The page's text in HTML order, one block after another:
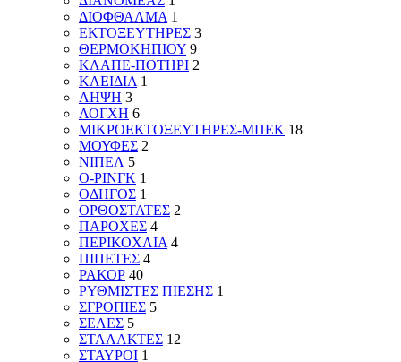
ΔΙΟΦΘΑΛΜΑ 1
ΕΚΤΟΞΕΥΤΗΡΕΣ 3
ΘΕΡΜΟΚΗΠΙΟΥ 9
ΚΛΑΠΕ-ΠΟΤΗΡΙ 2
ΚΛΕΙΔΙΑ 1
ΛΗΨΗ 3
ΛΟΓΧΗ 6
ΜΙΚΡΟΕΚΤΟΞΕΥΤΗΡΕΣ-ΜΠΕΚ 18
ΜΟΥΦΕΣ 2
ΝΙΠΕΛ 5
Ο-ΡΙΝΓΚ 1
ΟΔΗΓΟΣ 1
ΟΡΘΟΣΤΑΤΕΣ 2
ΠΑΡΟΧΕΣ 4
ΠΕΡΙΚΟΧΛΙΑ 4
ΠΙΠΕΤΕΣ 4
ΡΑΚΟΡ 40
ΡΥΘΜΙΣΤΕΣ ΠΙΕΣΗΣ 1
ΣΓΡΟΠΙΕΣ 5
ΣΕΛΕΣ 5
ΣΤΑΛΑΚΤΕΣ 12
ΣΤΑΥΡΟΙ 1